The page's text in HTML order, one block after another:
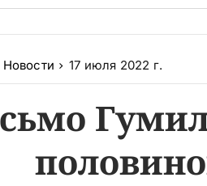
Новости 17 июля 2022 г.